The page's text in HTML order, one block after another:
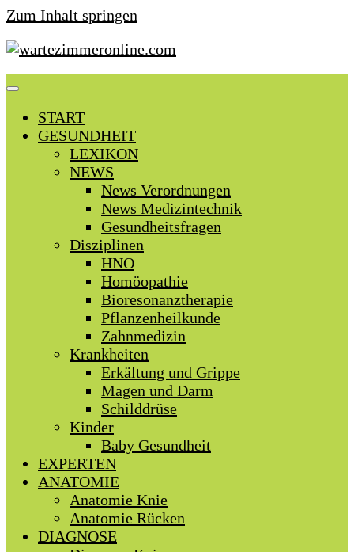
Zum Inhalt springen
START
GESUNDHEIT
LEXIKON
NEWS
News Verordnungen
News Medizintechnik
Gesundheitsfragen
Disziplinen
HNO
Homöopathie
Bioresonanztherapie
Pflanzenheilkunde
Zahnmedizin
Krankheiten
Erkältung und Grippe
Magen und Darm
Schilddrüse
Kinder
Baby Gesundheit
EXPERTEN
ANATOMIE
Anatomie Knie
Anatomie Rücken
DIAGNOSE